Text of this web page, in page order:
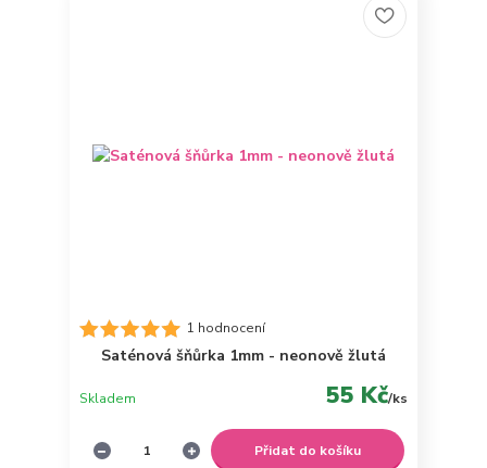
1 hodnocení
Saténová šňůrka 1mm - neonově žlutá
55 Kč/ks
Skladem
Přidat do košíku